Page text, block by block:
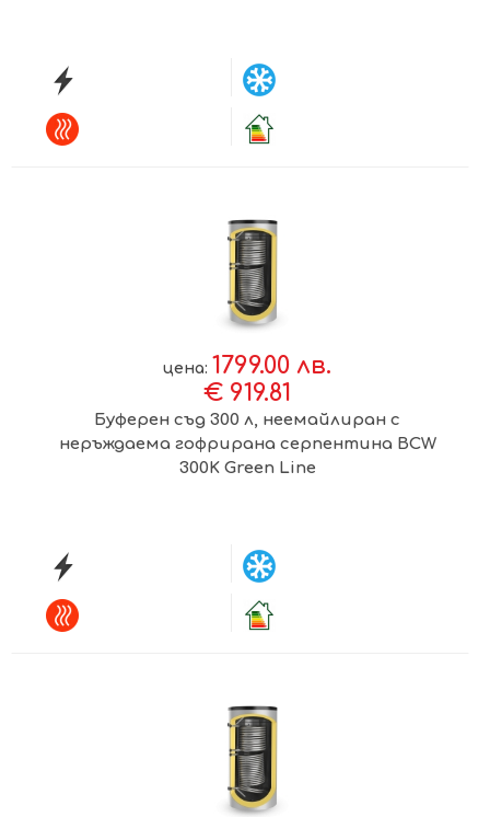
цена: 1799.00 лв.
€ 919.81
Буферен съд 300 л, неемайлиран с
неръждаема гофрирана серпентина BCW
300K Green Line